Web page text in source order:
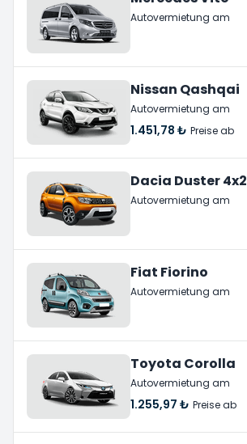
Autovermietung am
Nissan Qashqai
Autovermietung am
1.451,78 ₺ Preise ab
Dacia Duster 4x2
Autovermietung am
Fiat Fiorino
Autovermietung am
Toyota Corolla
Autovermietung am
1.255,97 ₺ Preise ab